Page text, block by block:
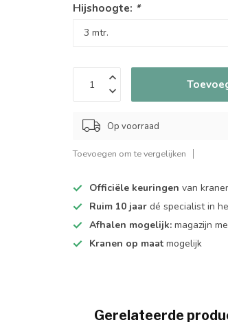
Hijshoogte: *
Op voorraad
Toevoegen om te vergelijken
Officiële keuringen van
Ruim 10 jaar dé specialist in
Afhalen mogelijk: magazijn
Kranen op maatmogelijk
Gerelateerde